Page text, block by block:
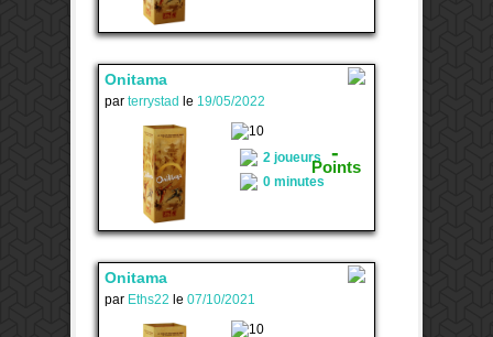
Onitama
par terrystad le 19/05/2022
-
Points
2 joueurs
0 minutes
Onitama
par Eths22 le 07/10/2021